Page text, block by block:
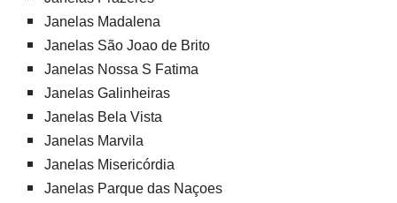
Janelas Madalena
Janelas São Joao de Brito
Janelas Nossa S Fatima
Janelas Galinheiras
Janelas Bela Vista
Janelas Marvila
Janelas Misericórdia
Janelas Parque das Naçoes